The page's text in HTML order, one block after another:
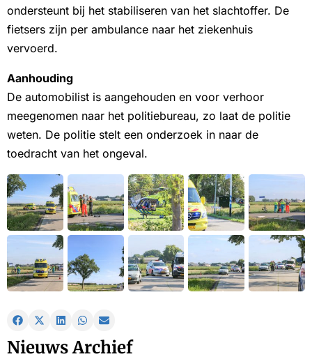
ondersteunt bij het stabiliseren van het slachtoffer. De
fietsers zijn per ambulance naar het ziekenhuis
vervoerd.
Aanhouding
De automobilist is aangehouden en voor verhoor
meegenomen naar het politiebureau, zo laat de politie
weten. De politie stelt een onderzoek in naar de
toedracht van het ongeval.
Nieuws Archief